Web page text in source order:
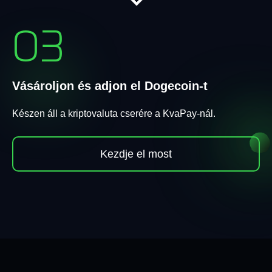
03
Vásároljon és adjon el Dogecoin-t
Készen áll a kriptovaluta cserére a KvaPay-nál.
Kezdje el most